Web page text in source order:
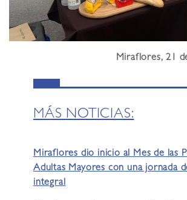
Miraflores, 21
MÁS NOTICIAS:
Miraflores dio inicio al Mes de las
Adultas Mayores con una jornada
integral